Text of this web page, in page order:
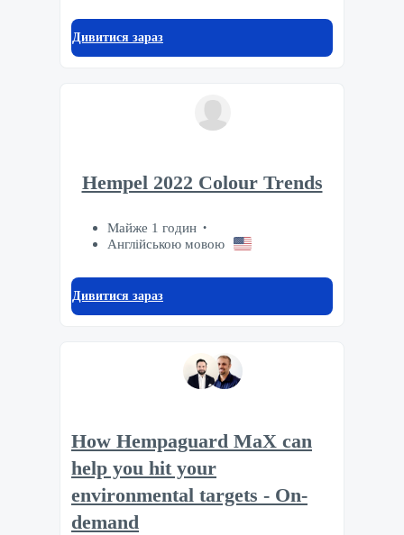
Дивитися зараз
Hempel 2022 Colour Trends
Майже 1 годин
Англійською мовою
Дивитися зараз
How Hempaguard MaX can
help you hit your
environmental targets - On-
demand